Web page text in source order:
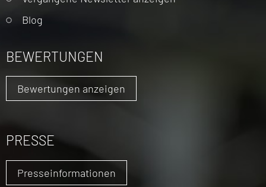
Blog
BEWERTUNGEN
Bewertungen anzeigen
PRESSE
Presseinformationen